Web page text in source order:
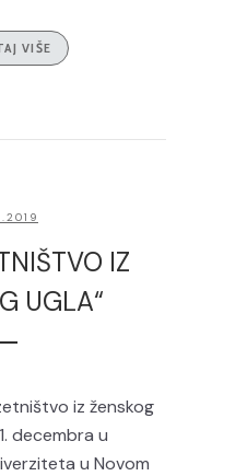
VIŠE
IZ
UGLA“
iz ženskog
decembra u
u Novom